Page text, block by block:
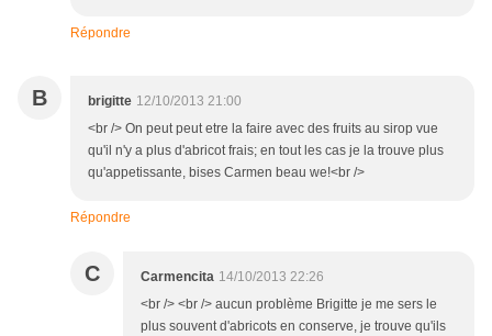
Répondre
B brigitte 12/10/2013 21:00
<br /> On peut peut etre la faire avec des fruits au sirop vue
qu'il n'y a plus d'abricot frais; en tout les cas je la trouve plus
qu'appetissante, bises Carmen beau we!<br />
Répondre
C Carmencita 14/10/2013 22:26
<br /> <br /> aucun problème Brigitte je me sers le
plus souvent d'abricots en conserve, je trouve qu'ils